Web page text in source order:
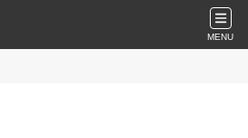
MENU